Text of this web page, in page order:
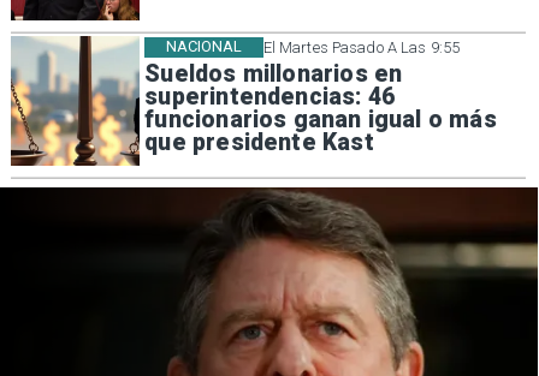
El Martes Pasado A Las 9:55
Sueldos millonarios en
superintendencias: 46
funcionarios ganan igual o más
que presidente Kast
NACIONAL